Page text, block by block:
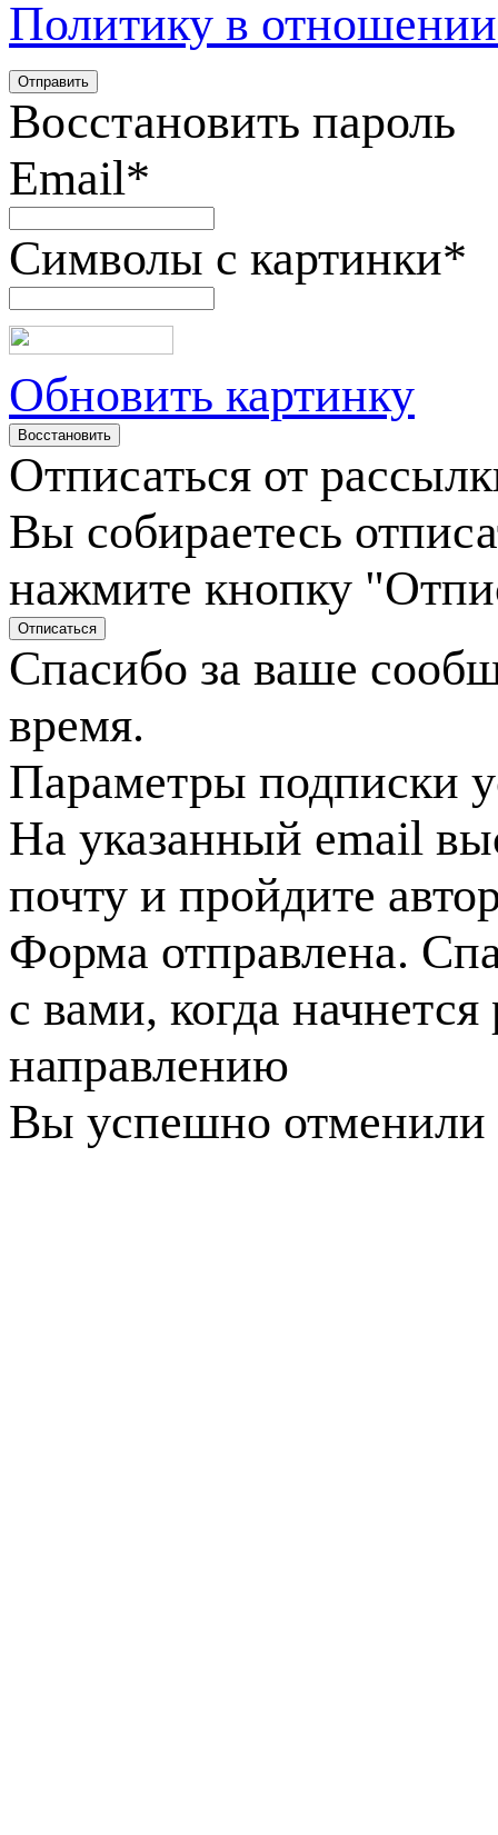
Политику в
Восстановить пароль
Email*
Символы с картинки*
Обновить картинку
Отписаться от
Вы собираетесь
нажмите кнопку
Спасибо за ваше
время.
Параметры подписки
На указанный email
почту и пройдите
Форма отправлена.
с вами, когда
направлению
Вы успешно отменили